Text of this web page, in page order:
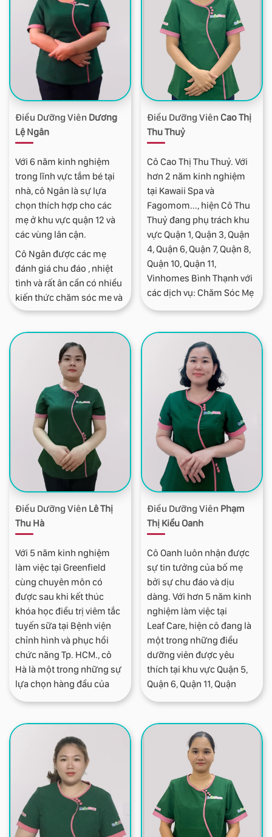
chu đáo và nhiệt tình
Điều Dưỡng Viên Dương
Lệ Ngân
Với 6 năm kinh nghiệm
trong lĩnh vực tắm bé tại
nhà, cô Ngân là sự lựa
chọn thích hợp cho các
mẹ ở khu vực quận 12 và
các vùng lân cận.
Cô Ngân được các mẹ
đánh giá chu đáo , nhiệt
tình và rất ân cần có nhiều
kiến thức chăm sóc mẹ và
bé.. Các mẹ rất hài lòng về
Ngân chăm sóc.
Điều Dưỡng ViênCao Thị
Thu Thuỷ
Cô Cao Thị Thu Thuỷ. Với
hơn 2 năm kinh nghiệm
tại Kawaii Spa và
Fagomom..., hiện Cô Thu
Thuỷ đang phụ trách khu
vực Quận 1, Quận 3, Quận
4, Quận 6, Quận 7, Quận 8,
Quận 10, Quận 11,
Vinhomes Bình Thạnh với
các dịch vụ: Chăm Sóc Mẹ
Bầu Tại Nhà, Massage tắm
thông tắc tia sữa nhẹ
nhàng cho mẹ, thay băng
cắt chỉ các loại vết mổ và
vết cắt tầng sinh môn nếu
khâu chỉ thường
Điều Dưỡng Viên Lê Thị
Thu Hà
Với 5 năm kinh nghiệm
làm việc tại Greenfield
cùng chuyên môn có
được sau khi kết thúc
khóa học điều trị viêm tắc
tuyến sữa tại Bệnh viện
chỉnh hình và phục hồi
chức năng Tp. HCM., cô
Hà là một trong những sự
lựa chọn hàng đầu của
các Mẹ tại khu vực quận
cận cho dịch vụ Tắm bé tại
nhà và thông tắc tia sữa.
Điều Dưỡng Viên Phạm
Thị Kiều Oanh
Cô Oanh luôn nhận được
sự tin tưởng của bố mẹ
bởi sự chu đáo và dịu
dàng. Với hơn 5 năm kinh
nghiệm làm việc tại
Leaf Care, hiện cô đang là
một trong những điều
dưỡng viên được yêu
thích tại khu vực Quận 5,
Quận 6, Quận 11, Quận
Bình Tân, Quận Tân
bé tại nhà, chăm sóc mẹ
sau sinh và thông tắc tia